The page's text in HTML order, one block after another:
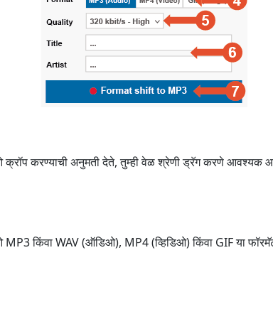
क्रॉप करण्याची अनुमती देते, तुम्ही वेळ श्रेणी ड्रॅग करणे
किंवा WAV (ऑडिओ), MP4 (व्हिडिओ) किंवा GIF या